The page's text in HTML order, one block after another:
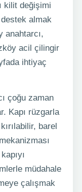
kilit değişimi
almak
anahtarcı,
acil çilingir
ihtiyaç
çoğu zaman
Kapı rüzgarla
barel
müdahale
çalışmak